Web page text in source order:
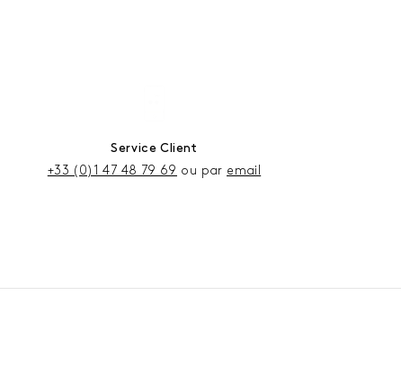
Service Client
+33 (0)1 47 48 79 69 ou par email